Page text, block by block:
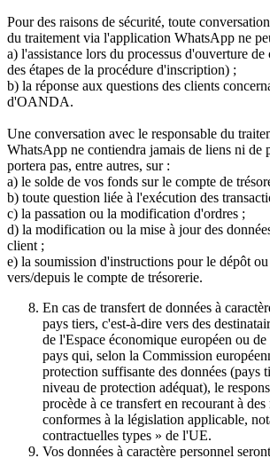
Pour des raisons de sécurité, toute
du traitement via l'application WhatsApp ne
a) l'assistance lors du processus d'ouverture
des étapes de la procédure d'inscription) ;
b) la réponse aux questions des clients
d'OANDA.
Une conversation avec le responsable du
WhatsApp ne contiendra jamais de liens ni de
portera pas, entre autres, sur :
a) le solde de vos fonds sur le compte de
b) toute question liée à l'exécution des
c) la passation ou la modification d'ordres ;
d) la modification ou la mise à jour des
client ;
e) la soumission d'instructions pour le dépôt
vers/depuis le compte de trésorerie.
En cas de transfert de données à
pays tiers, c'est-à-dire vers des
de l'Espace économique européen ou de
pays qui, selon la Commission
protection suffisante des données (pays
niveau de protection adéquat), le
procède à ce transfert en recourant à des
conformes à la législation applicable,
contractuelles types » de l'UE.
Vos données à caractère personnel